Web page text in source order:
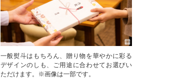
一般熨斗はもちろん、贈り物を華やかに彩る
デザインのしも、ご用途に合わせてお選びい
ただけます。※画像は一部です。